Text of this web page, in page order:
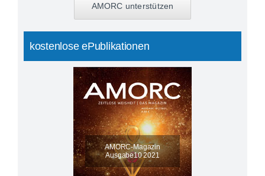
AMORC unterstützen
kostenlose ePublikationen
AMORC-Magazin
Ausgabe10 2021